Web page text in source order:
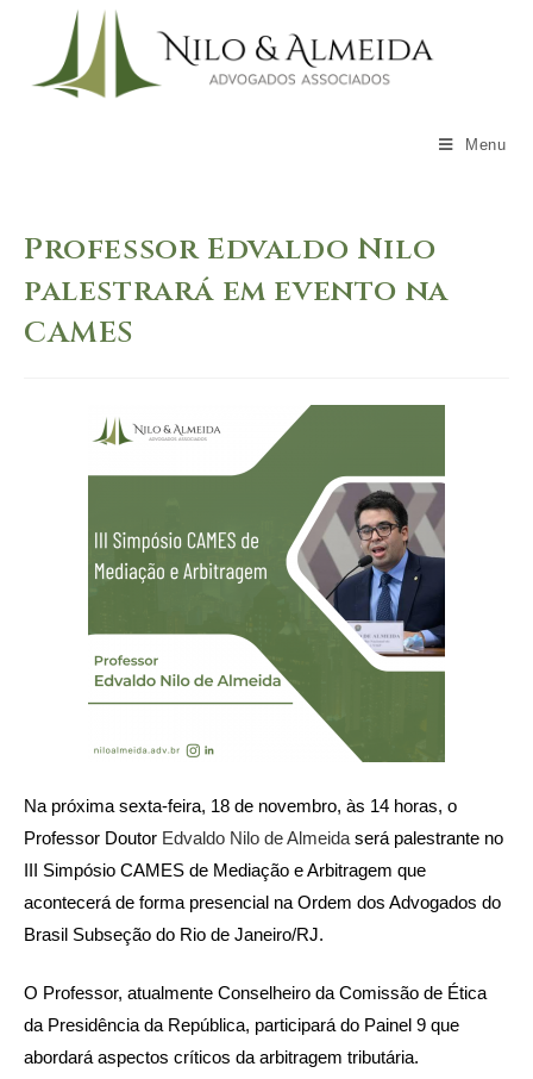
content
Menu
Professor Edvaldo Nilo
palestrará em evento na
CAMES
Na próxima sexta-feira, 18 de novembro, às 14 horas, o
Professor Doutor Edvaldo Nilo de Almeida será palestrante no
III Simpósio CAMES de Mediação e Arbitragem que
acontecerá de forma presencial na Ordem dos Advogados do
Brasil Subseção do Rio de Janeiro/RJ.
O Professor, atualmente Conselheiro da Comissão de Ética
da Presidência da República, participará do Painel 9 que
abordará aspectos críticos da arbitragem tributária.